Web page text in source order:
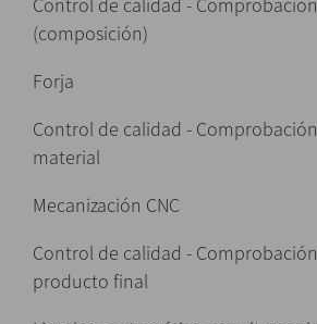
Control de calidad -
(composición)
Forja
Control de calidad -
material
Mecanización CNC
Control de calidad -
producto final